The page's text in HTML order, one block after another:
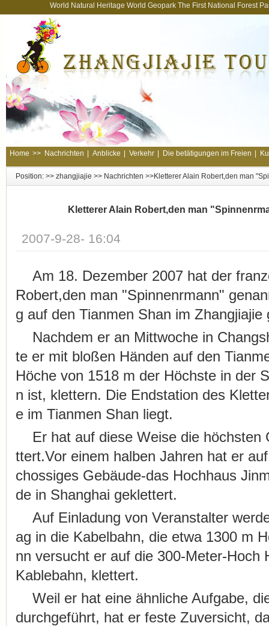
World Natural Heritage World Geopark The First National
Home >> Nachrichten Anblicke Verkehr Die betätigungen im Freien
Position: >> zhangjiajie >> Nachrichten >>Kletterer Alain Robert,den man
Kletterer Alain Robert,den man
2007-9-28- 16:04
Am 18. Dezember 2007 hat der
Robert,den man "Spinnenrmann"
g auf den Tianmen Shan im Zhangjiajie
Nachdem er an Mittwoche in
te er mit bloßen Händen auf den
Höche von 1518 m der Höchste in der
n ist, klettern. Die Endstation des
e im Tianmen Shan liegt.
Er hat auf diese Weise die höchsten
ttert.Vor einem halben Jahren hat er
chossiges Gebäude-das Hochhaus
de in Shanghai geklettert.
Auf Einladung von Veranstalter
ag in die Kabelbahn, die etwa 1300 m
nn versucht er auf die 300-Meter-Hoch
Kablebahn, klettert.
Weil er hat eine ähnliche Aufgabe,
durchgeführt, hat er feste Zuversicht,